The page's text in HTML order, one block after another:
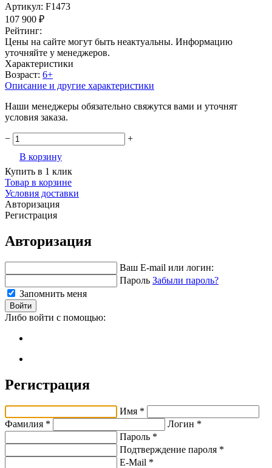
Артикул: F1473
107 900 ₽
Рейтинг:
Цены на сайте могут быть неактуальны. Информацию
уточняйте у менеджеров.
Характеристики
Возраст: 6+
Описание и другие характеристики
Наши менеджеры обязательно свяжутся вами и уточнят
условия заказа.
−
+
В корзину
Купить в 1 клик
Товар в корзине
Условия доставки
Авторизация
Регистрация
Авторизация
Ваш E-mail или логин:
Пароль Забыли пароль?
Запомнить меня
Войти
Либо войти с помощью:
Регистрация
Имя *
Фамилия *
Логин *
Пароль *
Подтверждение пароля *
E-Mail *